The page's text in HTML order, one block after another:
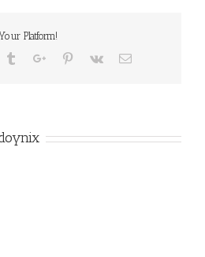
Platform!
TumblrGoogle+Pinterest
Vk Email